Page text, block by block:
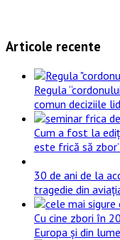
Articole recente
Regula
comun deciziile
Cum a fost la
este frică să zbor”
30 de ani de la
tragedie din
Cu cine zbori în
Europa și din lume